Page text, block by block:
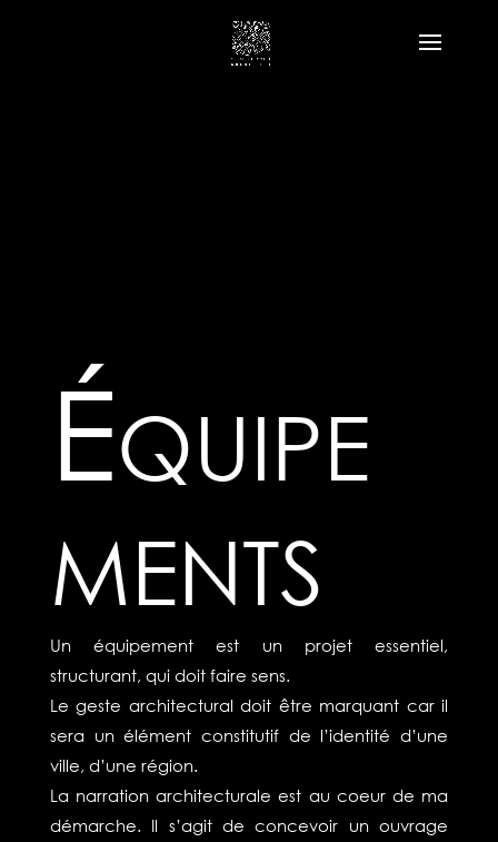
Équipe
ments
Un équipement est un projet essentiel,
structurant, qui doit faire sens.
Le geste architectural doit être marquant car il
sera un élément constitutif de l’identité d’une
ville, d’une région.
La narration architecturale est au coeur de ma
démarche. Il s’agit de concevoir un ouvrage